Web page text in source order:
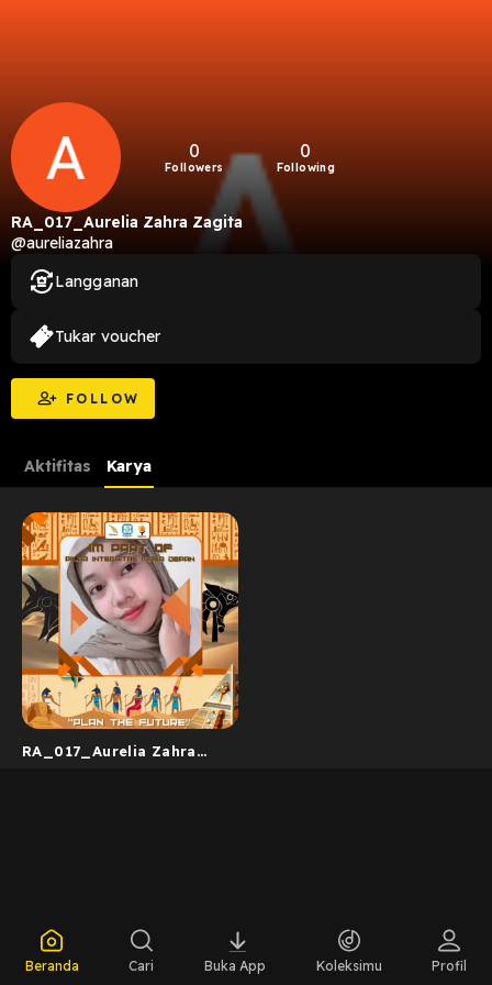
0
Followers
0
Following
RA_017_Aurelia Zahra Zagita
@aureliazahra
FOLLOW
Langganan
Tukar voucher
Aktifitas Karya
RA_017_Aurelia Zahra
Beranda Cari Buka App Koleksimu Profil